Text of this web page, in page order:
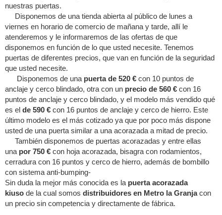
nuestras puertas.
Disponemos de una tienda abierta al público de lunes a
viernes en horario de comercio de mañana y tarde, allí le
atenderemos y le informaremos de las ofertas de que
disponemos en función de lo que usted necesite. Tenemos
puertas de diferentes precios, que van en función de la seguridad
que usted necesite.
Disponemos de una puerta de 520 € con 10 puntos de
anclaje y cerco blindado, otra con un precio de 560 € con 16
puntos de anclaje y cerco blindado, y el modelo más vendido qué
es el de 590 € con 16 puntos de anclaje y cerco de hierro. Este
último modelo es el más cotizado ya que por poco más dispone
usted de una puerta similar a una acorazada a mitad de precio.
También disponemos de puertas acorazadas y entre ellas
una por 750 € con hoja acorazada, bisagra con rodamientos,
cerradura con 16 puntos y cerco de hierro, además de bombillo
con sistema anti-bumping-
Sin duda la mejor más conocida es la puerta acorazada
kiuso de la cual somos distribuidores en Metro la Granjacon
un precio sin competencia y directamente de fábrica.